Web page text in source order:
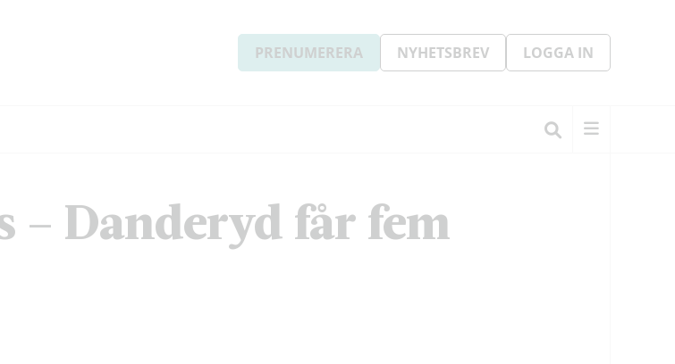
PRENUMERERA NYHETSBREV LOGGA IN
– Danderyd får fem